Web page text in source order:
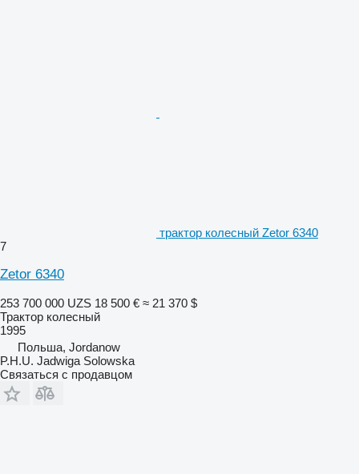
трактор колесный Zetor 6340
7
Zetor 6340
253 700 000 UZS 18 500 € ≈ 21 370 $
Трактор колесный
1995
Польша, Jordanow
P.H.U. Jadwiga Solowska
Связаться с продавцом